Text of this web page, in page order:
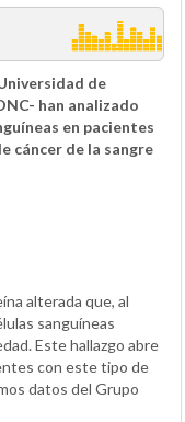
de
han analizado
en pacientes
cáncer de la sangre
alterada que, al
sanguíneas
Este hallazgo abre
con este tipo de
datos del Grupo